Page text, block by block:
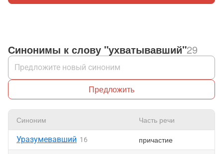
Синонимы к слову "ухватывавший"29
Предложить
Синоним Часть речи
Уразумевавший 16 причастие